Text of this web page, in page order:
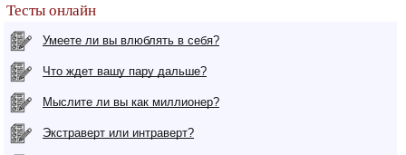
Тесты онлайн
Умеете ли вы влюблять в себя?
Что ждет вашу пару дальше?
Мыслите ли вы как миллионер?
Экстраверт или интраверт?